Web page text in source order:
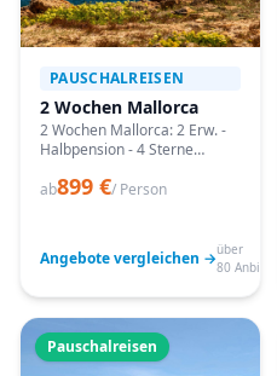
PAUSCHALREISEN
2 Wochen Mallorca
2 Wochen Mallorca: 2 Erw. -
Halbpension - 4 Sterne
passende Termine prüfen
ab899 €/ Person
Angebote vergleichen →über
80 Anbieter
Pauschalreisen